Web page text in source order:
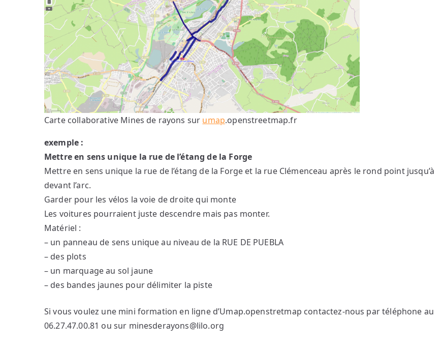
Carte collaborative Mines de rayons sur umap.openstreetmap.fr
exemple :
Mettre en sens unique la rue de l’étang de la Forge
Mettre en sens unique la rue de l’étang de la Forge et la rue Clémenceau après le rond point jusqu’à
devant l’arc.
Garder pour les vélos la voie de droite qui monte
Les voitures pourraient juste descendre mais pas monter.
Matériel :
– un panneau de sens unique au niveau de la RUE DE PUEBLA
– des plots
– un marquage au sol jaune
– des bandes jaunes pour délimiter la piste
Si vous voulez une mini formation en ligne d’Umap.openstretmap contactez-nous par téléphone au
06.27.47.00.81 ou sur minesderayons@lilo.org